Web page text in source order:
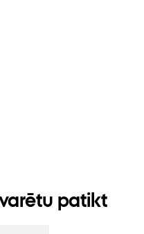
patikt